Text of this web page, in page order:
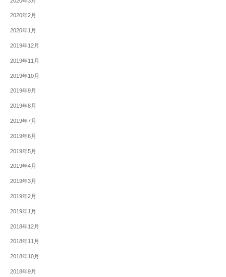
2020年2月
2020年1月
2019年12月
2019年11月
2019年10月
2019年9月
2019年8月
2019年7月
2019年6月
2019年5月
2019年4月
2019年3月
2019年2月
2019年1月
2018年12月
2018年11月
2018年10月
2018年9月